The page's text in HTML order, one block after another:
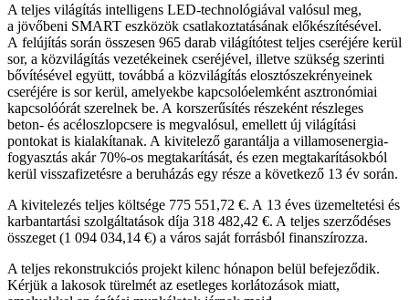
A teljes világítás intelligens LED-technológiával valósul meg,
a jövőbeni SMART eszközök csatlakoztatásának előkészítésével.
A felújítás során összesen 965 darab világítótest teljes cseréjére kerül
sor, a közvilágítás vezetékeinek cseréjével, illetve szükség szerinti
bővítésével együtt, továbbá a közvilágítás elosztószekrényeinek
cseréjére is sor kerül, amelyekbe kapcsolóelemként asztronómiai
kapcsolóórát szerelnek be. A korszerűsítés részeként részleges
beton- és acéloszlopcsere is megvalósul, emellett új világítási
pontokat is kialakítanak. A kivitelező garantálja a villamosenergia-
fogyasztás akár 70%-os megtakarítását, és ezen megtakarításokból
kerül visszafizetésre a beruházás egy része a következő 13 év során.
A kivitelezés teljes költsége 775 551,72 €. A 13 éves üzemeltetési és
karbantartási szolgáltatások díja 318 482,42 €. A teljes szerződéses
összeget (1 094 034,14 €) a város saját forrásból finanszírozza.
A teljes rekonstrukciós projekt kilenc hónapon belül befejeződik.
Kérjük a lakosok türelmét az esetleges korlátozások miatt,